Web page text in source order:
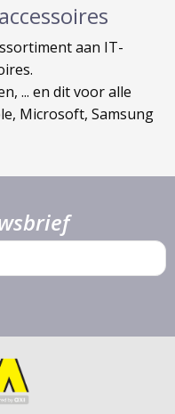
aan IT-
... en dit voor alle
Microsoft, Samsung